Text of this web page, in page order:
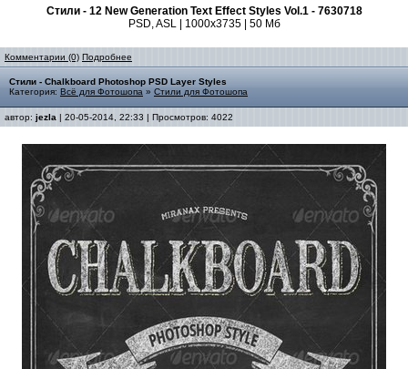
Стили - 12 New Generation Text Effect Styles Vol.1 - 7630718
PSD, ASL | 1000x3735 | 50 Мб
Комментарии (0) Подробнее
Стили - Chalkboard Photoshop PSD Layer Styles
Категория: Всё для Фотошопа » Стили для Фотошопа
автор: jezla | 20-05-2014, 22:33 | Просмотров: 4022